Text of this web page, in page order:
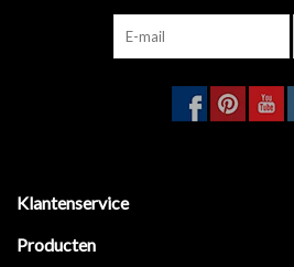
Klantenservice
Producten